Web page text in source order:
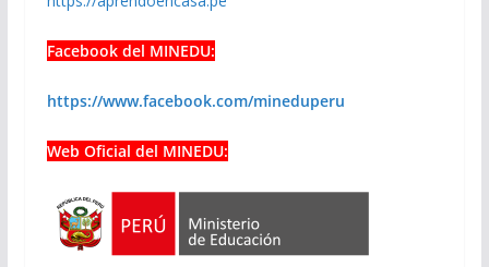
Facebook del MINEDU:
https://www.facebook.com/mineduperu
Web Oficial del MINEDU: